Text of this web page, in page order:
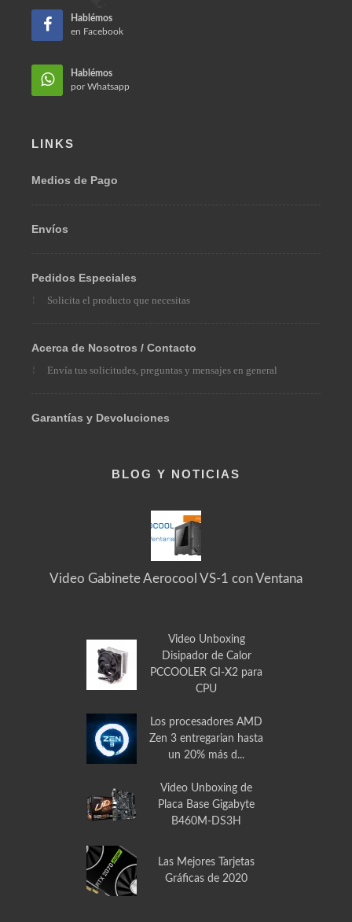
Hablémos
en Facebook
Hablémos
por Whatsapp
LINKS
Medios de Pago
Envíos
Pedidos Especiales
Solicita el producto que necesitas
Acerca de Nosotros / Contacto
Envía tus solicitudes, preguntas y mensajes en general
Garantías y Devoluciones
BLOG Y NOTICIAS
Video Gabinete Aerocool VS-1 con Ventana
Video Unboxing
Disipador de Calor
PCCOOLER GI-X2 para
CPU
Los procesadores AMD
Zen 3 entregarian hasta
un 20% más d...
Video Unboxing de
Placa Base Gigabyte
B460M-DS3H
Las Mejores Tarjetas
Gráficas de 2020